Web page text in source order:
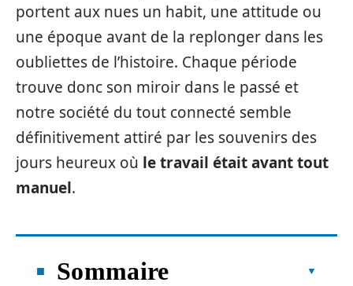
portent aux nues un habit, une attitude ou
une époque avant de la replonger dans les
oubliettes de l’histoire. Chaque période
trouve donc son miroir dans le passé et
notre société du tout connecté semble
définitivement attiré par les souvenirs des
jours heureux où le travail était avant tout
manuel.
Sommaire